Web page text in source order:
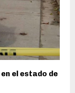
el estado de